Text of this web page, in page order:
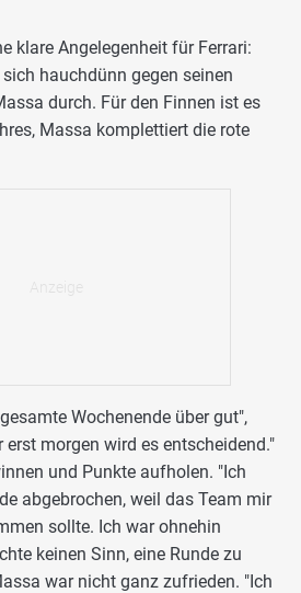
klare Angelegenheit für Ferrari:
hauchdünn gegen seinen
durch. Für den Finnen ist es
Massa komplettiert die rote
Wochenende über gut",
erst morgen wird es entscheidend."
und Punkte aufholen. "Ich
abgebrochen, weil das Team mir
sollte. Ich war ohnehin
keinen Sinn, eine Runde zu
war nicht ganz zufrieden. "Ich